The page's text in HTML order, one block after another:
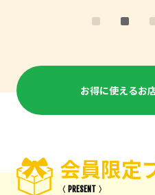
お得に使えるお
会員限定
〈 PRESENT 〉